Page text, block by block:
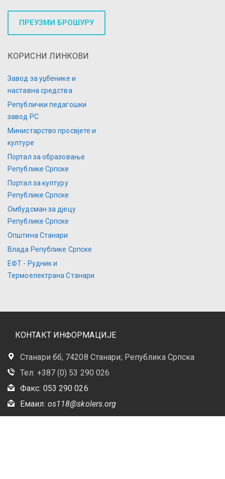
ПРЕУЗМИ БРОШУРУ
КОРИСНИ ЛИНКОВИ
Завод за уџбенике и
наставна средства
Републички педагошки
завод РС
Министарство просвјете и
културе
Портал за образовање
Републике Српске
Портал за културу
Републике Српске
Омбудсман за дјецу
Републике Српске
Општина Станари
Влада Републике Српске
ЕФТ - Рудник и
Термоелектрана Станари
КОНТАКТ ИНФОРМАЦИЈЕ
Станари бб; 74208 Станари; Република Српска
Тел: +387 (0) 53 290 026
Факс: 053 290 026
Емаил: os118@skolers.org